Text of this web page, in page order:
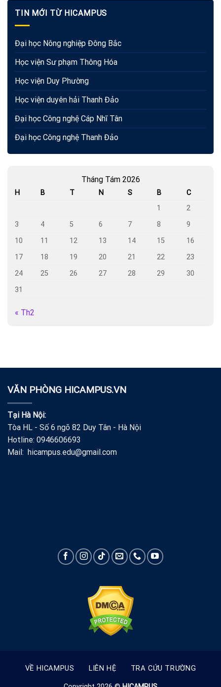
TIN MỚI TỪ HICAMPUS
Đại học Nông nghiệp Đông Bắc
Học viện Sư phạm Thông Hóa
Học viện Duy Phường
Học viện duyên hải Thanh Đảo
Đại học Công nghệ Cáp Nhĩ Tân
Đại học Công nghệ Thanh Đảo
Tháng Tám 2026
H B T N S B
C
1
2
3
4 5 6 7 8
9
10
11 12 13 14 15
16
17
18 19 20 21 22
23
24
25 26 27 28 29
30
31
« Th2
VĂN PHÒNG HICAMPUS.VN
Tại Hà Nội:
Tòa HL - Số 6 ngõ 82 Duy Tân - Hà Nội
Hotline: 0946606693
Mail: hicampus.edu@gmail.com
VỀ HICAMPUS LIÊN HỆ TRA CỨU TRƯỜNG